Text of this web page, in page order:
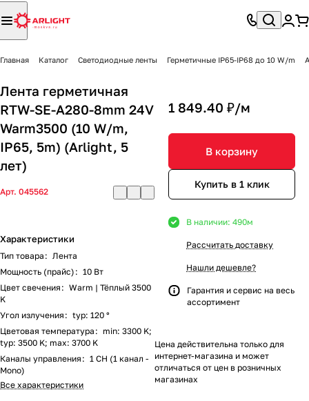
Главная Каталог Светодиодные ленты Герметичные IP65-IP68 до 10 W/m
Лента герметичная
RTW-SE-A280-8mm 24V
Warm3500 (10 W/m,
IP65, 5m) (Arlight, 5
лет)
Арт. 045562
Характеристики
Тип товара : Лента
Мощность (прайс) : 10 Вт
Цвет свечения : Warm | Тёплый 3500
K
Угол излучения : typ: 120 °
Цветовая температура : min: 3300 K;
typ: 3500 K; max: 3700 K
Каналы управления : 1 CH (1 канал -
Mono)
Все характеристики
1 849.40 ₽/м
В корзину
Купить в 1 клик
В наличии: 490м
Рассчитать доставку
Нашли дешевле?
Гарантия и сервис на весь
ассортимент
Цена действительна только для
интернет-магазина и может
отличаться от цен в розничных
магазинах